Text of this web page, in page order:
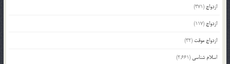
ازدواج (371)
ازدواج (117)
ازدواج موقت (32)
اسلام شناسی (2,661)